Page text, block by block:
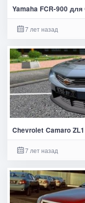
Yamaha FCR-900
7 лет назад
Chevrolet Camaro
7 лет назад